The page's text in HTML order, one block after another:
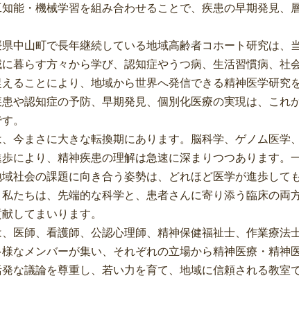
能・機械学習を組み合わせることで、疾患の早期発見、
中山町で長年継続している地域高齢者コホート研究は、
暮らす方々から学び、認知症やうつ病、生活習慣病、社
ることにより、地域から世界へ発信できる精神医学研究
患や認知症の予防、早期発見、個別化医療の実現は、これ
。
今まさに大きな転換期にあります。脳科学、ゲノム医学
により、精神疾患の理解は急速に深まりつつあります。
社会の課題に向き合う姿勢は、どれほど医学が進歩して
たちは、先端的な科学と、患者さんに寄り添う臨床の両
してまいります。
医師、看護師、公認心理師、精神保健福祉士、作業療法
なメンバーが集い、それぞれの立場から精神医療・精神
な議論を尊重し、若い力を育て、地域に信頼される教室